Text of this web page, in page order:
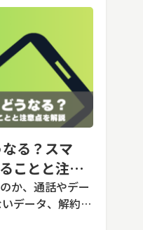
る？スマ
ことと注意
か、通話やデー
データ、解約や
。さらに法人・